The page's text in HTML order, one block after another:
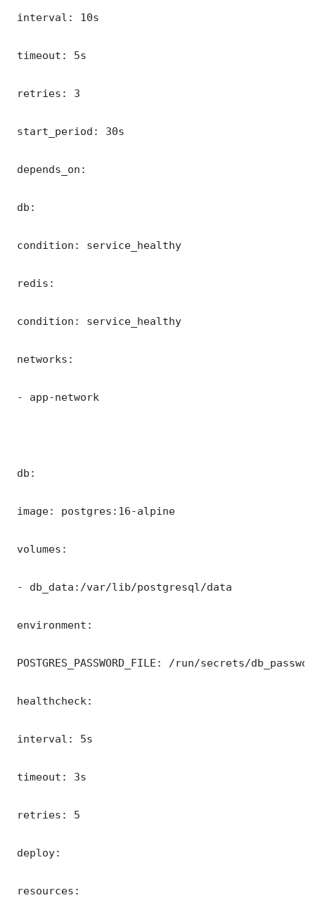
interval: 10s
timeout: 5s
retries: 3
start_period: 30s
depends_on:
db:
condition: service_healthy
redis:
condition: service_healthy
networks:
- app-network
db:
image: postgres:16-alpine
volumes:
- db_data:/var/lib/postgresql/data
environment:
POSTGRES_PASSWORD_FILE: /run/secrets/
healthcheck:
interval: 5s
timeout: 3s
retries: 5
deploy:
resources: